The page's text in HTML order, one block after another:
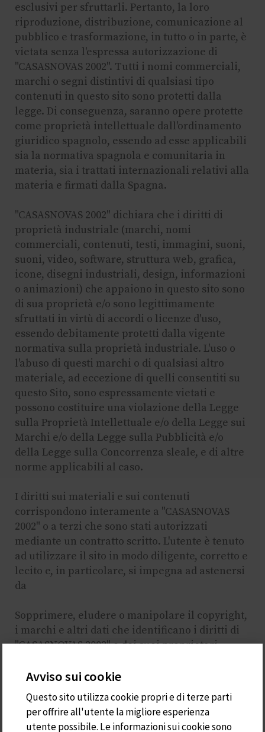
esclusivi per sfruttarli. Pertanto, la loro
riproduzione, distribuzione, comunicazione al
pubblico e trasformazione, in tutto o in parte, è
vietata senza l'espressa autorizzazione di
"CASASNOVAS 2002". Tutti i nomi commerciali,
marchi o segni distintivi di qualsiasi tipo
contenuti in questo sito sono protetti dalla
legge. Di conseguenza, saranno opere protette
come proprietà intellettuale dall'ordinamento
giuridico spagnolo, essendo ad esse applicabili
sia la normativa spagnola e comunitaria in
materia, sia i trattati internazionali relativi alla
materia e firmati dalla Spagna.
"CASASNOVAS 2002" dichiara che i diritti di
proprietà industriale (marchi, nomi
commerciali, contenuti, testi, immagini, suoni,
suoni, video, software, struttura web, grafica,
icone, disegni industriali, design, informazioni
o animazioni) che appaiono in questo sito sono
di sua proprietà e/o sono legittimamente
sfruttati in virtù di accordi o licenze d'uso,
essendo debitamente protetti dalla vigente
normativa sulla proprietà industriale. L'uso o
l'abuso di questi marchi o di qualsiasi altro
materiale, ad eccezione di quelli consentiti su
questo Sito, sono espressamente vietati e
possono costituire una violazione della Legge
sulla Proprietà Intellettuale e/o della Legge sui
Marchi e/o della Legge sulla Pubblicità e/o
della Legge sulla Concorrenza sleale, e di altre
norme applicabili al caso.
I diritti sui materiali e sui contenuti
corrispondono interamente a "CASASNOVAS
2002" o a terzi che sono stati autorizzati
mediante un contratto scritto. L'utente è tenuto
ad utilizzare il sito in modo diligente, corretto e
lecito e, in particolare, si impegna ad astenersi
da
Sopprimere, eludere o manipolare il copyright,
i marchi e altri dati che identificano i diritti di
"CASASNOVAS 2002" o dei suoi proprietari
dispositivi tecnici di protezione o qualsiasi
meccanismo di informazione in esso contenuto.
Utilizzare i contenuti e, in particolare, le
informazioni WEB ottenute attraverso il suo sito
Avviso sui cookie
Questo sito utilizza cookie propri e di terze parti
per offrire all'utente la migliore esperienza
utente possibile. Le informazioni sui cookie sono